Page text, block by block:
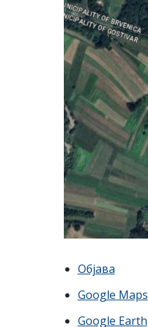
Објава
Google Maps
Google Earth